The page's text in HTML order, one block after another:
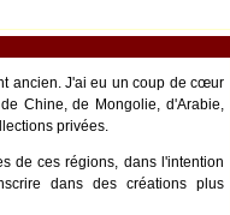
ancien. J'ai eu un coup de cœur
Chine, de Mongolie, d'Arabie,
privées.
de ces régions, dans l'intention
dans des créations plus